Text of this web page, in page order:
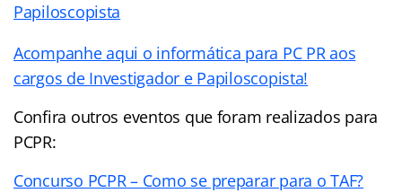
Papiloscopista
Acompanhe aqui o informática para PC PR aos
cargos de Investigador e Papiloscopista!
Confira outros eventos que foram realizados para
PCPR:
Concurso PCPR – Como se preparar para o TAF?